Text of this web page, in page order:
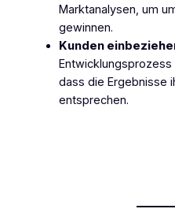
Marktanalysen, um
gewinnen.
Kunden
dass die Ergebnisse
entsprechen.